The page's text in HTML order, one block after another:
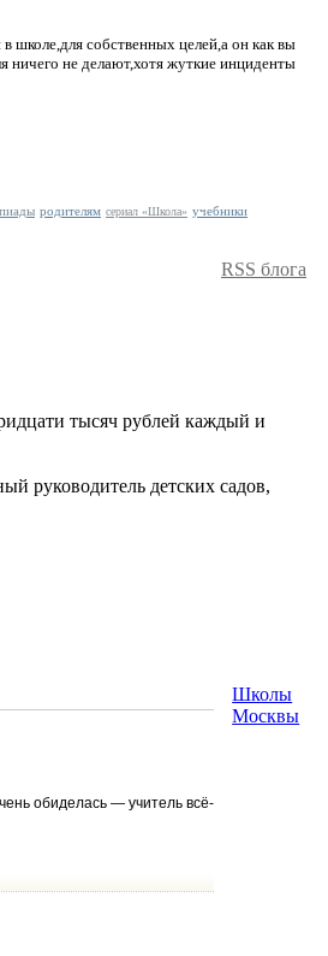
школе,для собственных целей,а он как вы
ничего не делают,хотя жуткие инциденты
родителям сериал «Школа» учебники
RSS блога
тысяч рублей каждый и
руководитель детских садов,
обиделась — учитель всё-
Школы
Москвы